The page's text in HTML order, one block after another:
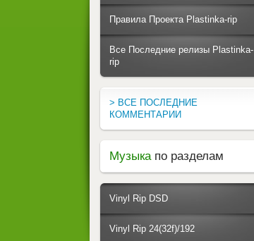
Правила Проекта Plastinka-rip
Все Последние релизы Plastinka-
rip
> ВСЕ ПОСЛЕДНИЕ
КОММЕНТАРИИ
Музыка по разделам
Vinyl Rip DSD
Vinyl Rip 24(32f)/192